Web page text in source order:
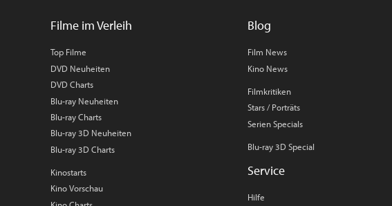
Filme im Verleih
Top Filme
DVD Neuheiten
DVD Charts
Blu-ray Neuheiten
Blu-ray Charts
Blu-ray 3D Neuheiten
Blu-ray 3D Charts
Kinostarts
Kino Vorschau
Blog
Film News
Kino News
Filmkritiken
Stars / Porträts
Serien Specials
Blu-ray 3D Special
Service
Hilfe